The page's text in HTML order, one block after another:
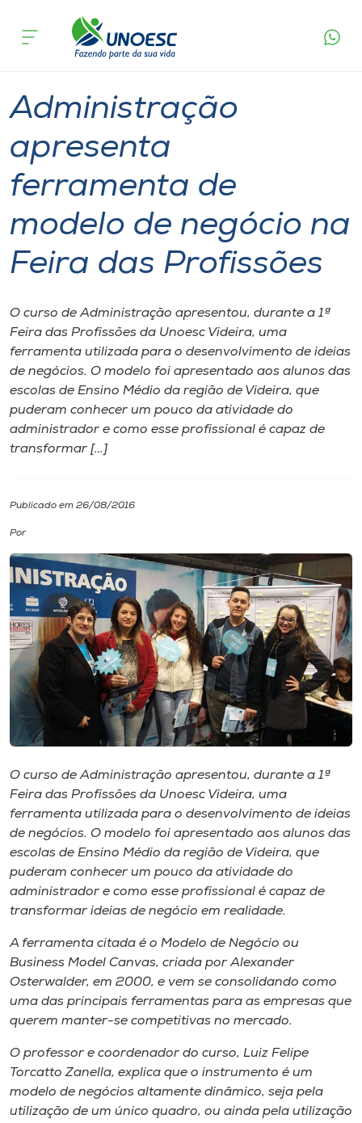
Cursos
Atendimento ao Estudante
Portal de Ensino
Internacionalização
I.nova
Diplomados
Biblioteca
Editora
Rádio
Museu
Unoesc
Store
Selecione
o idioma
A+
A-
acontece
Graduação
Administração
apresenta
ferramenta de
modelo de negócio na
Feira das Profissões
O curso de Administração apresentou, durante a 1ª
Feira das Profissões da U​noesc Videira, uma
ferramenta utilizada para o desenvolvimento de ideias
de negócios. ​O modelo foi apresentad​o​ aos alunos das
escolas de Ensino Médio da região de Videira​, que
puderam conhecer um pouco da atividade do
administrador e como es​s​e profissional é capaz de
transformar […]
Publicado em 26/08/2016
Por
O curso de Administração apresentou, durante a 1ª
Feira das Profissões da U​noesc Videira, uma
ferramenta utilizada para o desenvolvimento de ideias
de negócios. ​O modelo foi apresentad​o​ aos alunos das
escolas de Ensino Médio da região de Videira​, que
puderam conhecer um pouco da atividade do
administrador e como es​s​e profissional é capaz de
transformar ideias de negócio em realidade.
A ferramenta citada é o Modelo de Negócio ou
Business Model Canvas​,​ ​c​riada por Alexander
Osterwalder​,​ em 2000​,​ e vem se consolidando como
uma das principais ferramentas ​para as empresas que
querem manter-se competitivas no mercado.
O professor e coordenador do curso, Luiz Felipe
Torcatto Zanella, explica que ​o instrumento ​​é um
modelo de negócios altamente dinâmic​o​, seja pela
utilização de um único quadro, ​ou ​ainda pela utilização